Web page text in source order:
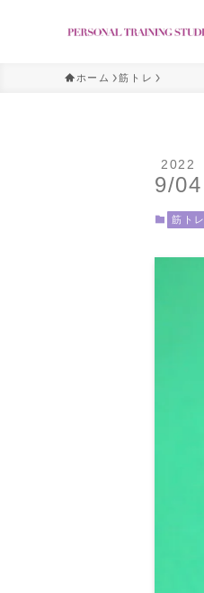
ホーム 筋トレ
2022
9/04
筋トレ